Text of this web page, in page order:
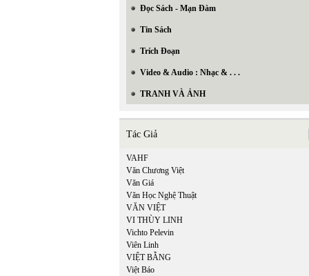
Đọc Sách - Mạn Đàm
Tin Sách
Trích Đoạn
Video & Audio : Nhạc & . . .
TRANH VÀ ẢNH
Tác Giả
VAHF
Văn Chương Việt
Văn Giá
Văn Học Nghệ Thuật
VĂN VIỆT
VI THÙY LINH
Vichto Pelevin
Viên Linh
VIỆT BẰNG
Việt Báo